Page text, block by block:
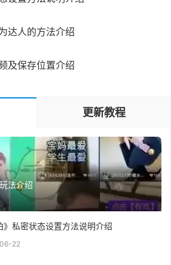
达人的方法介绍
及保存位置介绍
更新教程
法介绍
》私密状态设置方法说明介绍
22